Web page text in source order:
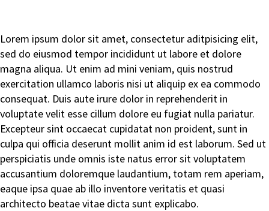
Lorem ipsum dolor sit amet, consectetur aditpisicing elit,
sed do eiusmod tempor incididunt ut labore et dolore
magna aliqua. Ut enim ad mini veniam, quis nostrud
exercitation ullamco laboris nisi ut aliquip ex ea commodo
consequat. Duis aute irure dolor in reprehenderit in
voluptate velit esse cillum dolore eu fugiat nulla pariatur.
Excepteur sint occaecat cupidatat non proident, sunt in
culpa qui officia deserunt mollit anim id est laborum. Sed ut
perspiciatis unde omnis iste natus error sit voluptatem
accusantium doloremque laudantium, totam rem aperiam,
eaque ipsa quae ab illo inventore veritatis et quasi
architecto beatae vitae dicta sunt explicabo.